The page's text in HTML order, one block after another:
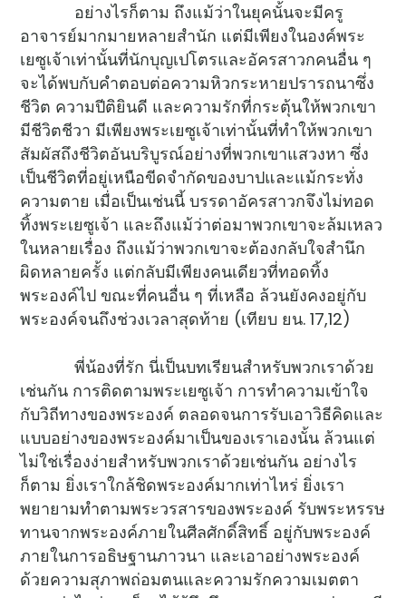
อย่างไรก็ตาม ถึงแม้ว่าในยุคนั้นจะมีครู
อาจารย์มากมายหลายสำนัก แต่มีเพียงในองค์พระ
เยซูเจ้าเท่านั้นที่นักบุญเปโตรและอัครสาวกคนอื่น ๆ
จะได้พบกับคำตอบต่อความหิวกระหายปรารถนาซึ่ง
ชีวิต ความปีติยินดี และความรักที่กระตุ้นให้พวกเขา
มีชีวิตชีวา มีเพียงพระเยซูเจ้าเท่านั้นที่ทำให้พวกเขา
สัมผัสถึงชีวิตอันบริบูรณ์อย่างที่พวกเขาแสวงหา ซึ่ง
เป็นชีวิตที่อยู่เหนือขีดจำกัดของบาปและแม้กระทั่ง
ความตาย เมื่อเป็นเช่นนี้ บรรดาอัครสาวกจึงไม่ทอด
ทิ้งพระเยซูเจ้า และถึงแม้ว่าต่อมาพวกเขาจะล้มเหลว
ในหลายเรื่อง ถึงแม้ว่าพวกเขาจะต้องกลับใจสำนึก
ผิดหลายครั้ง แต่กลับมีเพียงคนเดียวที่ทอดทิ้ง
พระองค์ไป ขณะที่คนอื่น ๆ ที่เหลือ ล้วนยังคงอยู่กับ
พระองค์จนถึงช่วงเวลาสุดท้าย (เทียบ ยน. 17,12)
พี่น้องที่รัก นี่เป็นบทเรียนสำหรับพวกเราด้วย
เช่นกัน การติดตามพระเยซูเจ้า การทำความเข้าใจ
กับวิถีทางของพระองค์ ตลอดจนการรับเอาวิธีคิดและ
แบบอย่างของพระองค์มาเป็นของเราเองนั้น ล้วนแต่
ไม่ใช่เรื่องง่ายสำหรับพวกเราด้วยเช่นกัน อย่างไร
ก็ตาม ยิ่งเราใกล้ชิดพระองค์มากเท่าไหร่ ยิ่งเรา
พยายามทำตามพระวรสารของพระองค์ รับพระหรรษ
ทานจากพระองค์ภายในศีลศักดิ์สิทธิ์ อยู่กับพระองค์
ภายในการอธิษฐานภาวนา และเอาอย่างพระองค์
ด้วยความสุภาพถ่อมตนและความรักความเมตตา